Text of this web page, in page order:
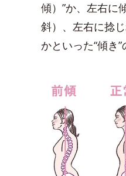
傾）”か、左右に
斜）、左右に捻
かといった“傾き”